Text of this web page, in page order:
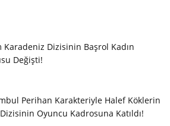
Karadeniz Dizisinin Başrol Kadın
Değişti!
Perihan Karakteriyle Halef Köklerin
Dizisinin Oyuncu Kadrosuna Katıldı!